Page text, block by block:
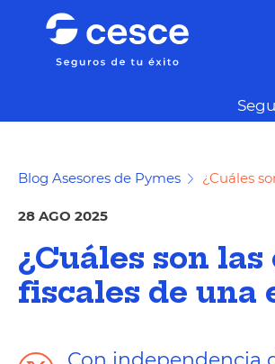
Blog Asesores de Pymes ¿Cuáles
28 AGO 2025
¿Cuáles son
fiscales de una